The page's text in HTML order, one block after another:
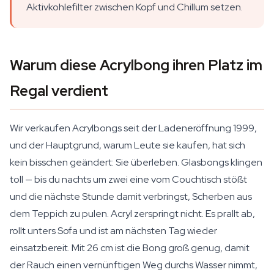
Aktivkohlefilter zwischen Kopf und Chillum setzen.
Warum diese Acrylbong ihren Platz im
Regal verdient
Wir verkaufen Acrylbongs seit der Ladeneröffnung 1999,
und der Hauptgrund, warum Leute sie kaufen, hat sich
kein bisschen geändert: Sie überleben. Glasbongs klingen
toll — bis du nachts um zwei eine vom Couchtisch stößt
und die nächste Stunde damit verbringst, Scherben aus
dem Teppich zu pulen. Acryl zerspringt nicht. Es prallt ab,
rollt unters Sofa und ist am nächsten Tag wieder
einsatzbereit. Mit 26 cm ist die Bong groß genug, damit
der Rauch einen vernünftigen Weg durchs Wasser nimmt,